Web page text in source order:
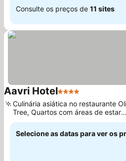
Consulte os preços de 11 sites
Aavri Hotel4 Estrelas
Culinária asiática no restaurante
Tree, Quartos com áreas de estar
separadas
Selecione as datas para ver os